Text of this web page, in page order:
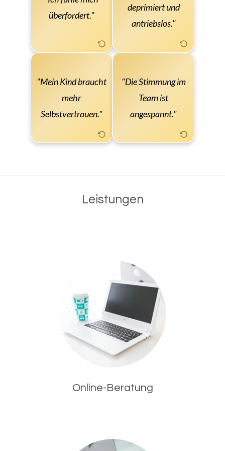
überfordert."
Stressbewältigung und
deprimiert und
antriebslos."
Erschöpfung,
Depression und
"Mein Kind braucht
mehr
Selbstvertrauen."
Resilienz, Selbstwert
und soziale Stärke
spielerisch fördern.
"Die Stimmung im
Team ist
angespannt."
„Soziale Kompetenz“
und Miteinander – für
mehr Klarheit, Empathie
Leistungen
Online-Beratung